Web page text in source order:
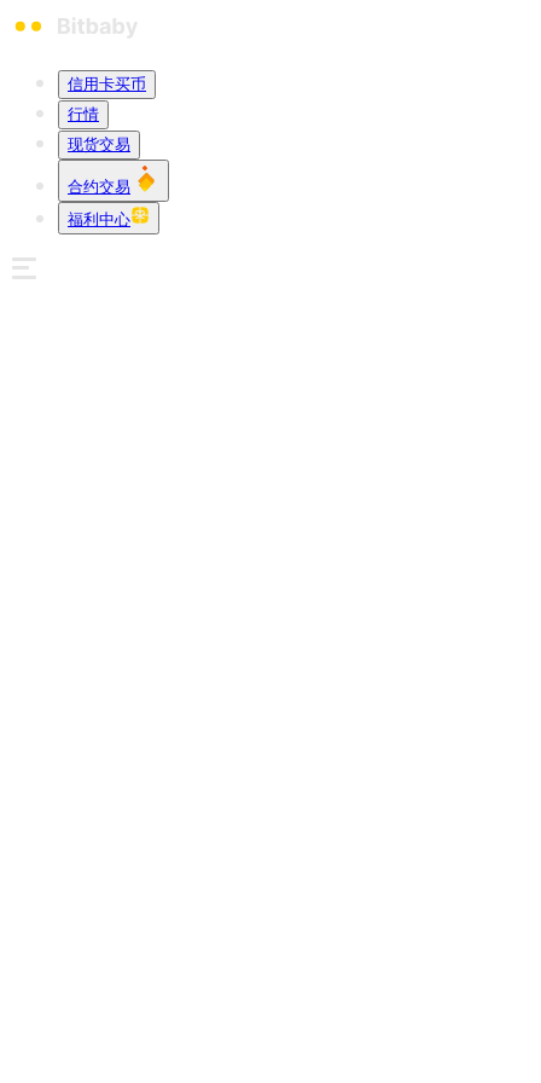
信用卡买币
行情
现货交易
合约交易
福利中心